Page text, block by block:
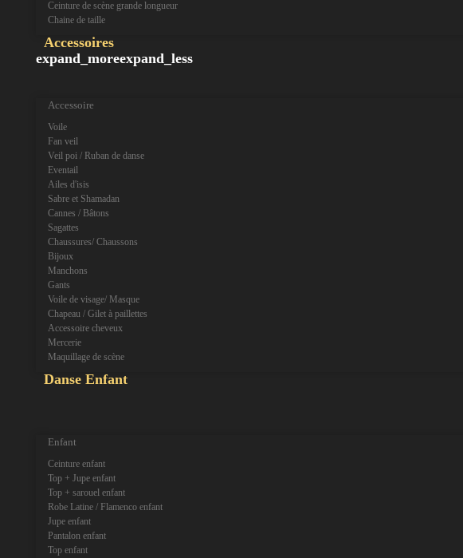
Ceinture de scène grande longueur
Chaine de taille
Accessoires
expand_moreexpand_less
Accessoire
Voile
Fan veil
Veil poi / Ruban de danse
Eventail
Ailes d'isis
Sabre et Shamadan
Cannes / Bâtons
Sagattes
Chaussures/ Chaussons
Bijoux
Manchons
Gants
Voile de visage/ Masque
Chapeau / Gilet à paillettes
Accessoire cheveux
Mercerie
Maquillage de scène
Danse Enfant
Enfant
Ceinture enfant
Top + Jupe enfant
Top + sarouel enfant
Robe Latine / Flamenco enfant
Jupe enfant
Pantalon enfant
Top enfant